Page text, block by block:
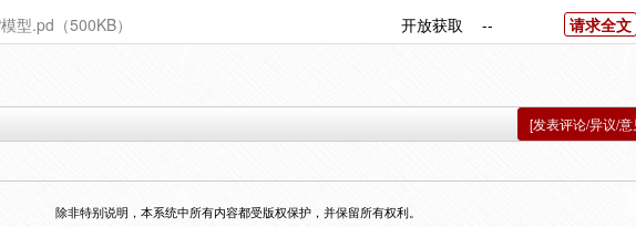
型.pd（500KB）
开放获取 -- 请求全文
[发表评论/异议/意
除非特别说明，本系统中所有内容都受版权保护，并保留所有权利。